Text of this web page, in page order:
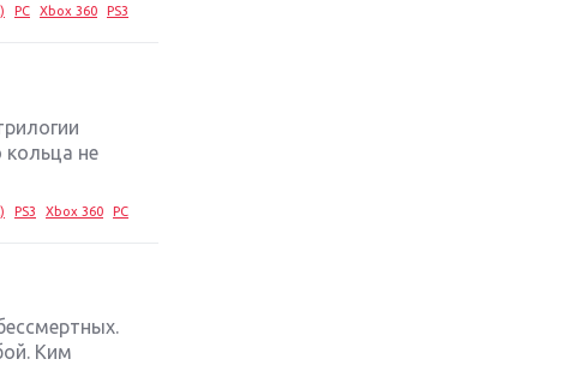
PC Xbox 360 PS3
кольца не
PS3 Xbox 360 PC
Ким